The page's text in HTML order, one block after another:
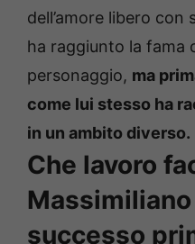
dell’amore libero con
ha raggiunto la fama
personaggio, ma
come lui stesso ha
in un ambito diverso.
Che lavoro
successo